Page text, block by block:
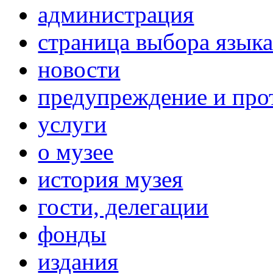
администрация
страница выбора языка
новости
предупреждение и
услуги
о музее
история музея
гости, делегации
фонды
издания